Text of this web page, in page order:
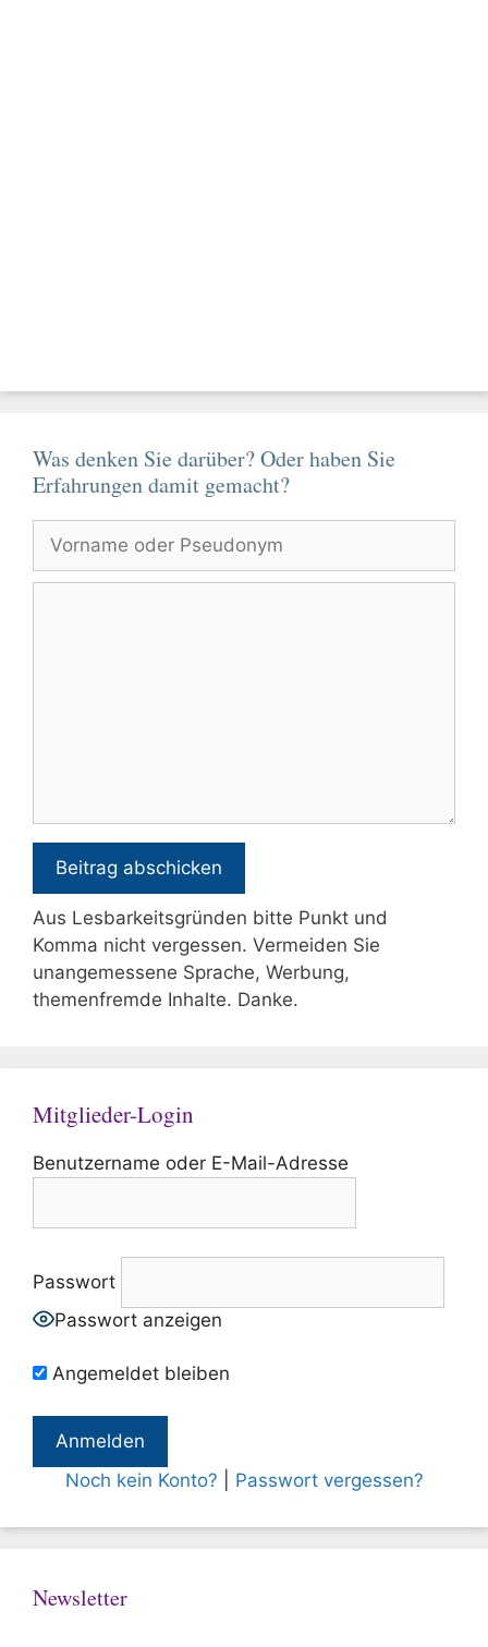
Was denken Sie darüber? Oder haben Sie
Erfahrungen damit gemacht?
Vorname
Pseudonym
Aus Lesbarkeitsgründen bitte Punkt und
Komma nicht vergessen. Vermeiden Sie
unangemessene Sprache, Werbung,
themenfremde Inhalte. Danke.
Mitglieder-Login
Benutzername oder E-Mail-Adresse
Passwort
Passwort anzeigen
Angemeldet bleiben
Noch kein Konto? Passwort vergessen?
Newsletter